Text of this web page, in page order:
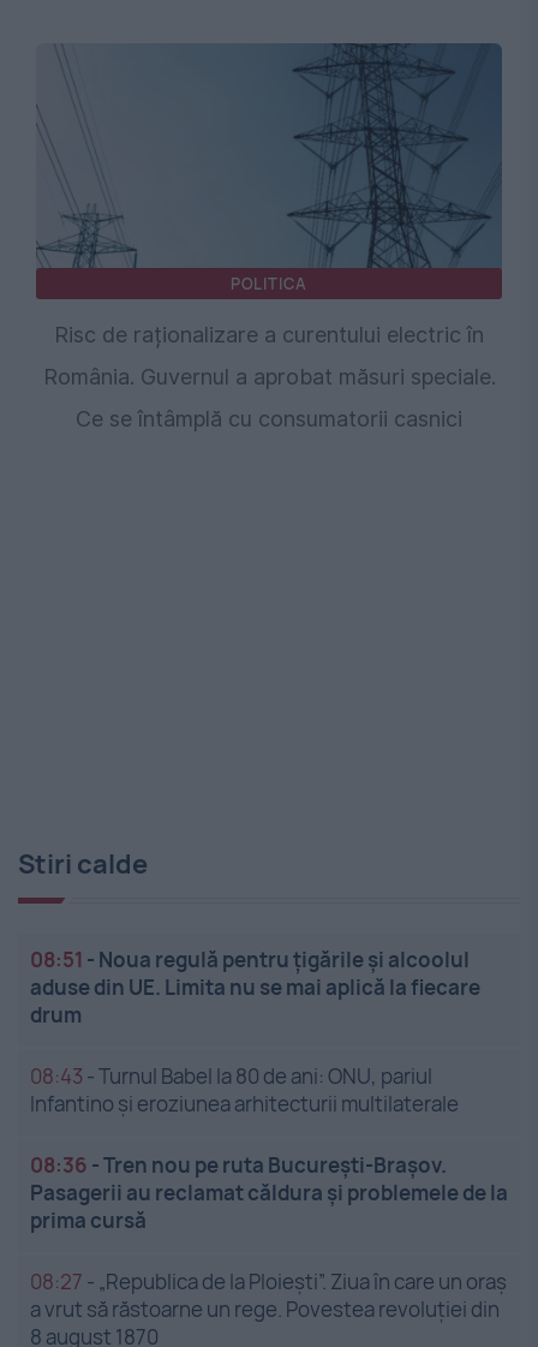
POLITICA
Risc de raționalizare a curentului electric în
România. Guvernul a aprobat măsuri speciale.
Ce se întâmplă cu consumatorii casnici
Stiri calde
08:51 - Noua regulă pentru țigările și alcoolul
aduse din UE. Limita nu se mai aplică la fiecare
drum
08:43 -Turnul Babel la 80 de ani: ONU, pariul
Infantino și eroziunea arhitecturii multilaterale
08:36 -Tren nou pe ruta București-Brașov.
Pasagerii au reclamat căldura și problemele de la
prima cursă
08:27 - „Republica de la Ploiești”. Ziua în care un oraș
a vrut să răstoarne un rege. Povestea revoluției din
8 august 1870